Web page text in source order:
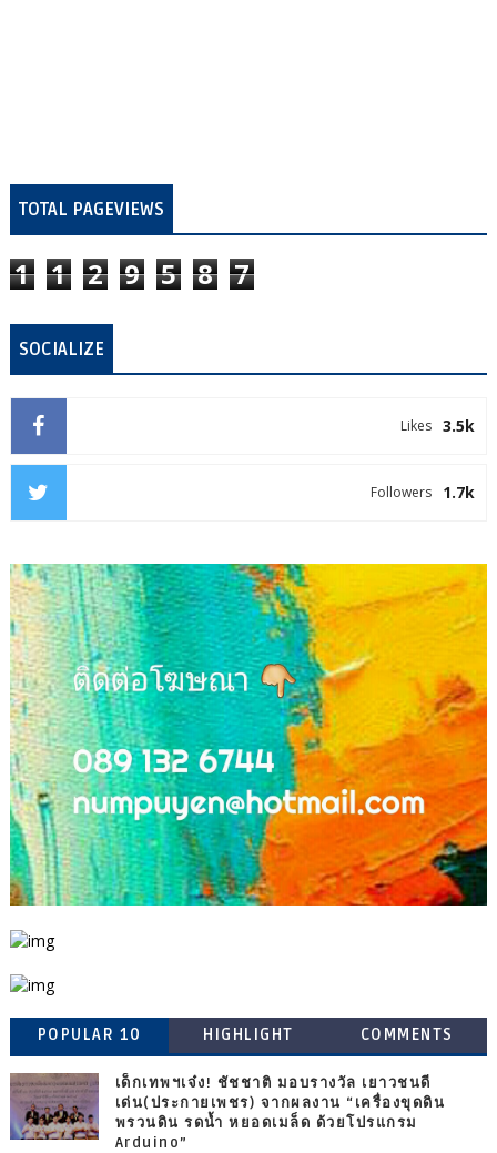
TOTAL PAGEVIEWS
1 1 2 9 5 8 7
SOCIALIZE
3.5k
Likes
1.7k
Followers
POPULAR 10 HIGHLIGHT COMMENTS
เด็กเทพฯเจ๋ง! ชัชชาติ มอบรางวัล เยาวชนดี
เด่น(ประกายเพชร) จากผลงาน “เครื่องขุดดิน
พรวนดิน รดน้ำ หยอดเมล็ด ด้วยโปรแกรม
Arduino”